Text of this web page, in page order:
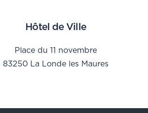
Hôtel de Ville
Place du 11 novembre
83250 La Londe les Maures